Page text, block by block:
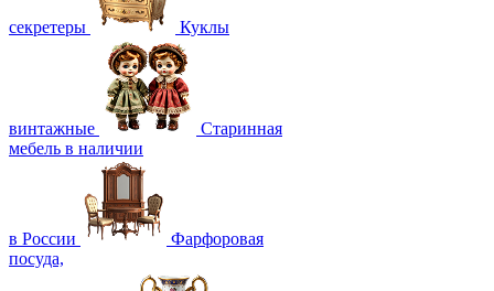
секретеры Куклы
винтажные
Старинная
мебель в наличии
в России
Фарфоровая
посуда,